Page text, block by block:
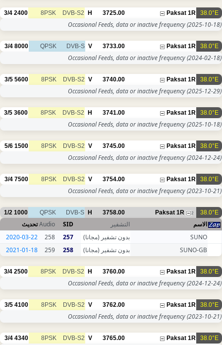
38.0°E
Paksat 1R
3725.00
H
DVB-S2
8PSK
2400
3/4
Occasional Feeds, data or inactive frequency(2025-10-18)
38.0°E
Paksat 1R
3733.00
V
DVB-S
QPSK
8000
3/4
Occasional Feeds, data or inactive frequency(2024-02-18)
38.0°E
Paksat 1R
3740.00
V
DVB-S2
8PSK
5600
3/5
Occasional Feeds, data or inactive frequency(2025-12-29)
38.0°E
Paksat 1R
3741.00
H
DVB-S2
8PSK
3600
3/5
Occasional Feeds, data or inactive frequency(2025-10-18)
38.0°E
Paksat 1R
3745.00
V
DVB-S2
8PSK
1500
5/6
Occasional Feeds, data or inactive frequency(2024-12-24)
38.0°E
Paksat 1R
3754.00
V
DVB-S2
8PSK
7500
3/4
Occasional Feeds, data or inactive frequency(2023-10-21)
38.0°E
Paksat 1R 2
3758.00
H
DVB-S
QPSK
1000
1/2
الاسم التشفير SID
Audioتحديث
SUNO
بدون تشفير (مجانا) 257
258
2020-03-22
SUNO-GB
بدون تشفير (مجانا) 258
259
2021-01-18
38.0°E
Paksat 1R
3760.00
H
DVB-S2
8PSK
2500
3/4
Occasional Feeds, data or inactive frequency(2024-12-24)
38.0°E
Paksat 1R
3762.00
V
DVB-S2
8PSK
4100
3/5
Occasional Feeds, data or inactive frequency(2023-10-21)
38.0°E
Paksat 1R
3765.00
V
DVB-S2
8PSK
4340
3/4